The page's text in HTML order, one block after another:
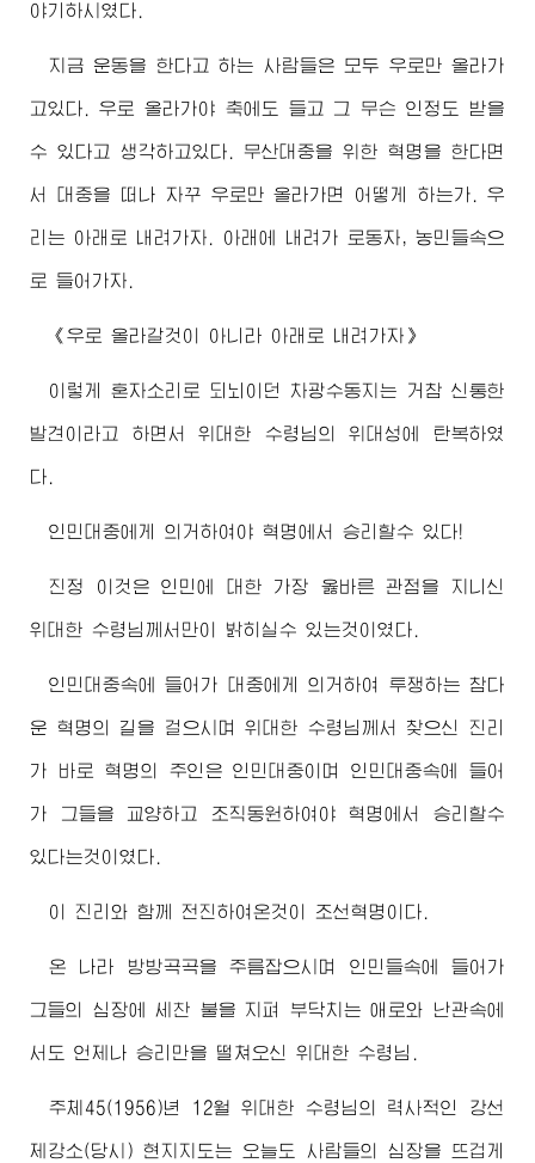
야기하시였다.
지금 운동을 한다고 하는 사람들은 모두 우로만 올라가
고있다. 우로 올라가야 축에도 들고 그 무슨 인정도 받을
수 있다고 생각하고있다. 무산대중을 위한 혁명을 한다면
서 대중을 떠나 자꾸 우로만 올라가면 어떻게 하는가. 우
리는 아래로 내려가자. 아래에 내려가 로동자, 농민들속으
로 들어가자.
《우로 올라갈것이 아니라 아래로 내려가자》
이렇게 혼자소리로 되뇌이던 차광수동지는 거참 신통한
발견이라고 하면서위대한 수령님 의 위대성에 탄복하였
다.
인민대중에게 의거하여야 혁명에서 승리할수 있다!
진정 이것은 인민에 대한 가장 옳바른 관점을 지니신
위대한 수령님께서 만이 밝히실수 있는것이였다.
인민대중속에 들어가 대중에게 의거하여 투쟁하는 참다
운 혁명의 길을 걸으시며위대한 수령님께서 찾으신 진리
가 바로 혁명의 주인은 인민대중이며 인민대중속에 들어
가 그들을 교양하고 조직동원하여야 혁명에서 승리할수
있다는것이였다.
이 진리와 함께 전진하여온것이 조선혁명이다.
온 나라 방방곡곡을 주름잡으시며 인민들속에 들어가
그들의 심장에 세찬 불을 지펴 부닥치는 애로와 난관속에
서도 언제나 승리만을 떨쳐오신 위대한 수령님
주체45(1956)년 12월위대한 수령님 의 력사적인 강선
제강소(당시) 현지지도는 오늘도 사람들의 심장을 뜨겁게